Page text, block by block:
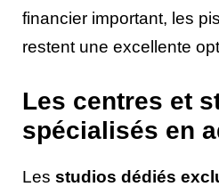
financier important, les
restent une excellente
Les centres et
spécialisés en
Les studios dédiés